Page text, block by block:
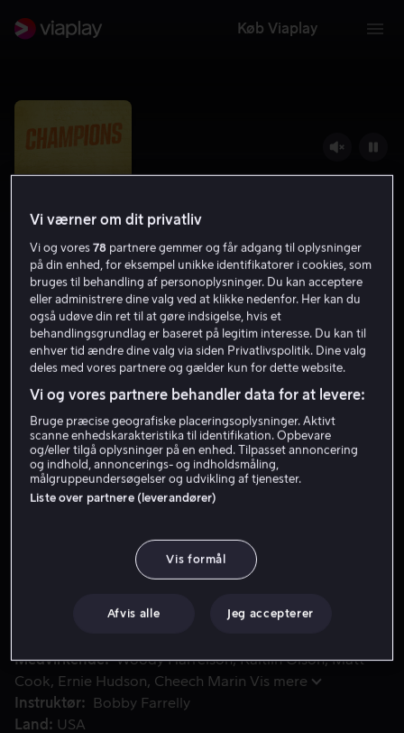
Køb Viaplay
Champions
6.8 Komedie 2023 1 t. 59 min
12 år
Få Viaplay
Se trailer
Woody Harrelson spiller hovedrollen i den sjove og
Woody Harrelson spiller hovedrollen i den sjove og
hjertevarme historie om en basketballtræner, der af
intellektuelle funktionsnedsættelser.
Medvirkende Woody Harrelson Kaitlin Olson Matt
Cook
Ernie Hudson Cheech Marin Vis mere
Instruktør
Bobby Farrelly
Land
USA
Vi værner om dit privatliv
Vi og vores78 partnere gemmer og får adgang til oplysninger
på din enhed, for eksempel unikke identifikatorer i cookies, som
bruges til behandling af personoplysninger. Du kan acceptere
eller administrere dine valg ved at klikke nedenfor. Her kan du
også udøve din ret til at gøre indsigelse, hvis et
behandlingsgrundlag er baseret på legitim interesse. Du kan til
enhver tid ændre dine valg via siden Privatlivspolitik. Dine valg
deles med vores partnere og gælder kun for dette website.
Vi og vores partnere behandler data for at levere:
Bruge præcise geografiske placeringsoplysninger. Aktivt
scanne enhedskarakteristika til identifikation. Opbevare
og/eller tilgå oplysninger på en enhed. Tilpasset annoncering
og indhold, annoncerings- og indholdsmåling,
målgruppeundersøgelser og udvikling af tjenester.
Liste over partnere (leverandører)
Vis formål
Afvis alle Jeg accepterer